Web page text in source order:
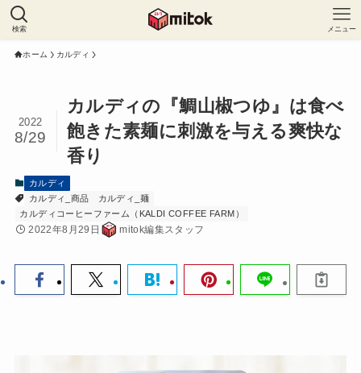
検索 メニュー
ホーム カルディ
カルディの『鯛山椒つゆ』は食べ
飽きた素麺に刺激を与える爽快な
香り
2022
8/29
カルディ
カルディ_商品
カルディ_麺
カルディコーヒーファーム（KALDI COFFEE FARM）
2022年8月29日 mitok編集スタッフ